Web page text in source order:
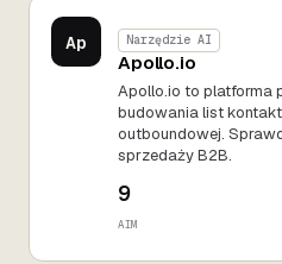
Ap Narzędzie AI
Apollo.io
Apollo.io to platforma
budowania list
outboundowej.
sprzedaży B2B.
9
AIM